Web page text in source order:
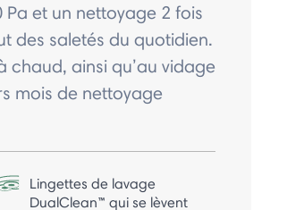
et un nettoyage 2 fois
des saletés du quotidien.
ainsi qu’au vidage
mois de nettoyage
Lingettes de lavage
DualClean™ qui se lèvent